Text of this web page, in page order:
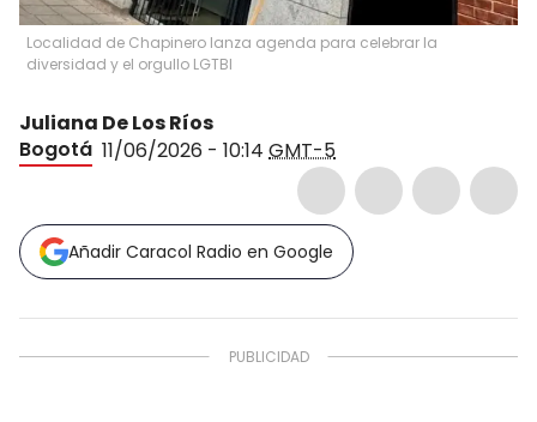
Localidad de Chapinero lanza agenda para celebrar la
diversidad y el orgullo LGTBI
Juliana De Los Ríos
Bogotá 11/06/2026 - 10:14 GMT-5
Añadir Caracol Radio en Google